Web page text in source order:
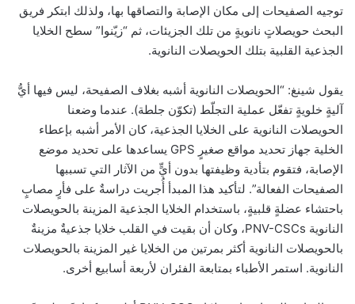
توجيه الصفيحات إلى مكان الإصابة والتصاقها بها، ولذلك ابتكر فريق
البحث حويصلاتٍ نانويةٍ من تلك الجزيئات، ثم “زيّنوا” سطح الخلايا
الجذعية القلبية بتلك الحويصلات النانوية.
يقول شينغ: “الحويصلات النانوية أشبه بغلاف الصفيحة، ليس فيها أيُّ
آليةٍ خلويةٍ تفعّل عملية التجلّط (تكوّن جلطة). عندما وضعنا
الحويصلات النانوية على الخلايا الجذعية، كان الأمر أشبه بإعطاء
الخلية جهاز تحديد مواقع صغيرٍ GPS يساعدها على تحديد موضع
الإصابة، فتقوم بتأدية وظيفتها بدون أيٍّ من الآثار التي تسببها
الصفيحات الفعالة”. لتأكيد هذا المبدأ أُجريت دراسةٌ على فأرٍ مصابٍ
باحتشاء عضلةٍ قلبيةٍ، باستخدام الخلايا الجذعية المزينة بالحويصلات
النانوية PNV-CSCs، وكان أن بقيت في القلب خلايا جذعيةٌ مزينةٌ
بالحويصلات النانوية أكثر بمرتين من الخلايا غير المزينة بالحويصلات
النانوية. استمر الأطباء بمتابعة الفئران لأربعة أسابيع أخرى.